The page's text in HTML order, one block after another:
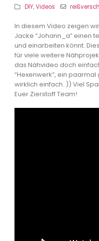
DIY,Videos
In diesem Video zeigen
Jacke “Johann_a” einen
und einarbeiten könnt.
für viele weitere
das Nähvideo doch
“Hexenwerk”, ein
wirklich einfach..)) Viel
Euer Zierstoff Team!